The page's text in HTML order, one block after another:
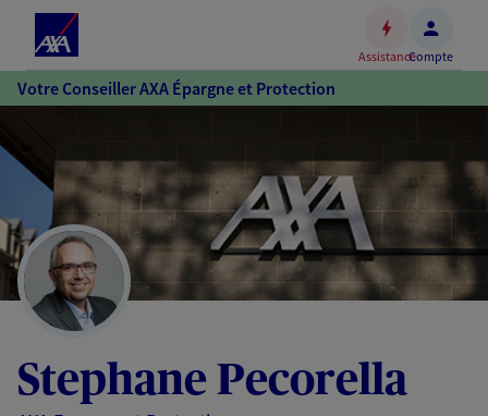
Accéder
au
Accéder
au
pied
de
page
AssistanceCompte
Votre Conseiller AXA Épargne et Protection
Stephane Pecorella